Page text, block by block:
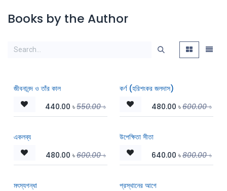
Books by the Author
জীবনানন্দ ও তাঁর কাল
440.00 ৳550.00৳
কর্ণ (হরিশংকর জলদাস)
480.00 ৳600.00৳
একলব্য
480.00 ৳600.00৳
উপেক্ষিতা সীতা
640.00 ৳800.00৳
মৎস্যগন্ধা
প্রস্থানের আগে